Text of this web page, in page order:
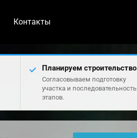
Контакты
Планируем строительство
Согласовываем подготовку
участка и последовательность
этапов.